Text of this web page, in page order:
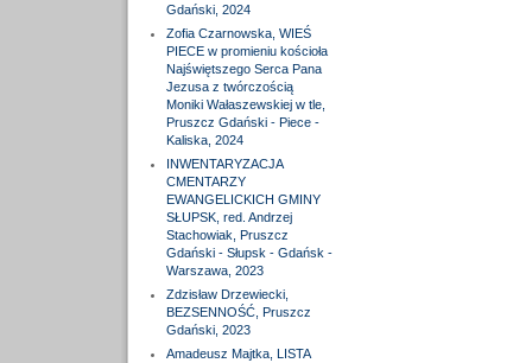
Gdański, 2024
Zofia Czarnowska, WIEŚ
PIECE w promieniu kościoła
Najświętszego Serca Pana
Jezusa z twórczością
Moniki Wałaszewskiej w tle,
Pruszcz Gdański - Piece -
Kaliska, 2024
INWENTARYZACJA
CMENTARZY
EWANGELICKICH GMINY
SŁUPSK, red. Andrzej
Stachowiak, Pruszcz
Gdański - Słupsk - Gdańsk -
Warszawa, 2023
Zdzisław Drzewiecki,
BEZSENNOŚĆ, Pruszcz
Gdański, 2023
Amadeusz Majtka, LISTA